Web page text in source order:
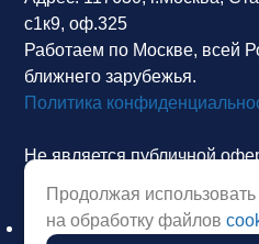
с1к9, оф.325
Работаем по Москве, всей
ближнего зарубежья.
Политика
Не является публичной
Продолжая
на обработку файлов